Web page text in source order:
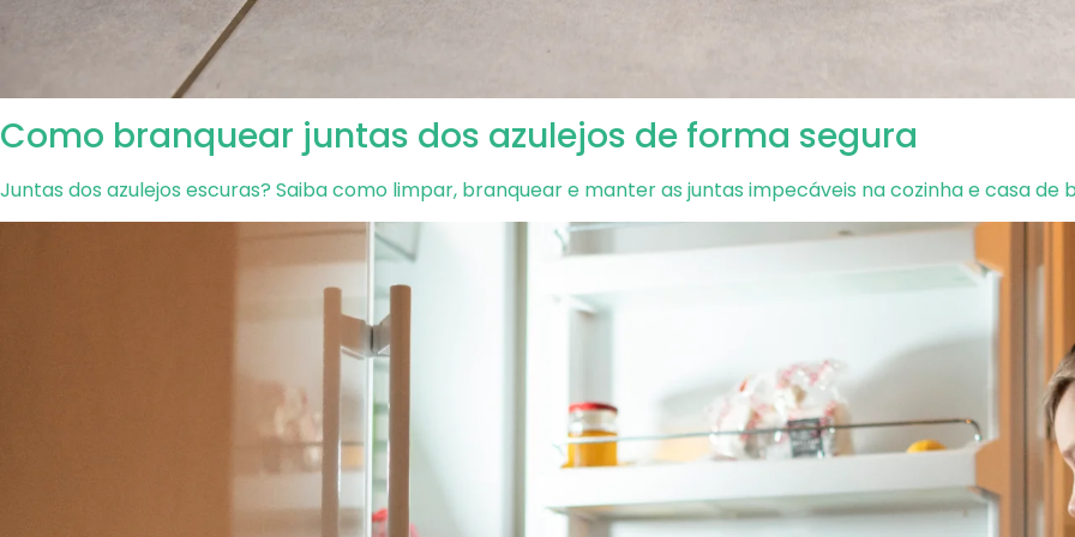
Como branquear juntas dos azulejos de forma segura
Juntas dos azulejos escuras? Saiba como limpar, branquear e manter as juntas impecáveis na cozinha e casa de